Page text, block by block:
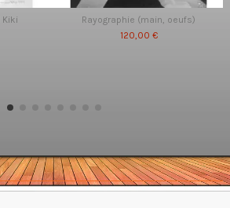
Kiki
Rayographie (main, oeufs)
120,00 €